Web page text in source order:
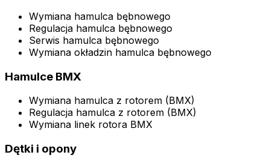
Wymiana hamulca bębnowego
Regulacja hamulca bębnowego
Serwis hamulca bębnowego
Wymiana okładzin hamulca bębnowego
Hamulce BMX
Wymiana hamulca z rotorem (BMX)
Regulacja hamulca z rotorem (BMX)
Wymiana linek rotora BMX
Dętki i opony